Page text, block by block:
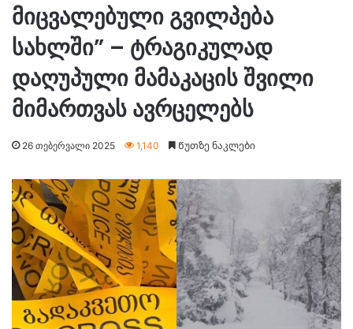
მიცვალებული გვილპება
სახლში” – ტრაგიკულად
დაღუპული მამაკაცის შვილი
მიმართვას ავრცელებს
26 თებერვალი 2025 1,140 Წუთზე ნაკლები